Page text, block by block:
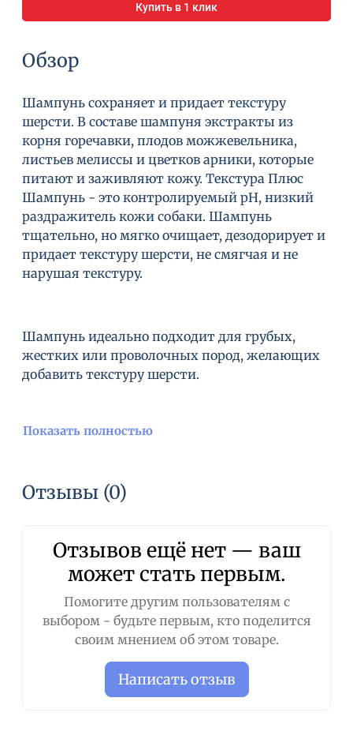
Купить в 1 клик
Обзор
Шампунь сохраняет и придает текстуру
шерсти. В составе шампуня экстракты из
корня горечавки, плодов можжевельника,
листьев мелиссы и цветков арники, которые
питают и заживляют кожу. Текстура Плюс
Шампунь - это контролируемый рН, низкий
раздражитель кожи собаки. Шампунь
тщательно, но мягко очищает, дезодорирует и
придает текстуру шерсти, не смягчая и не
нарушая текстуру.
Шампунь идеально подходит для грубых,
жестких или проволочных пород, желающих
добавить текстуру шерсти.
Применение:Развести водой в соотношении
области, тщательно помассируйте, пока
Для максимальных результатов нанесите
разбавленныйшампунь на нужный вам
участок, вспеньте его массирующими
движениями, затем тщательно смойте водой.
Показать полностью
Отзывы (0)
Отзывов ещё нет — ваш
может стать первым.
Помогите другим пользователям с
выбором - будьте первым, кто поделится
своим мнением об этом товаре.
Написать отзыв